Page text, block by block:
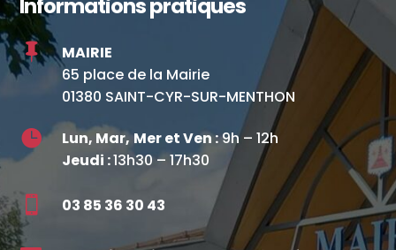
Informations pratiques

MAIRIE
65 place de la Mairie
01380 SAINT-CYR-SUR-MENTHON
 Lun, Mar,Mer et Ven :9h – 12h
Jeudi :13h30 – 17h30
 03 85 36 30 43